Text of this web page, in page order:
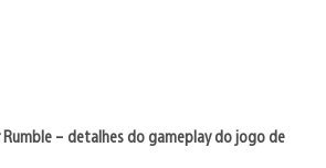
Rumble – detalhes do gameplay do jogo de